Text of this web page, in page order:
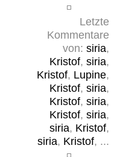
Letzte
Kommentare
von: siria,
Kristof, siria,
Kristof, Lupine,
Kristof, siria,
Kristof, siria,
Kristof, siria,
siria, Kristof,
siria, Kristof, ...